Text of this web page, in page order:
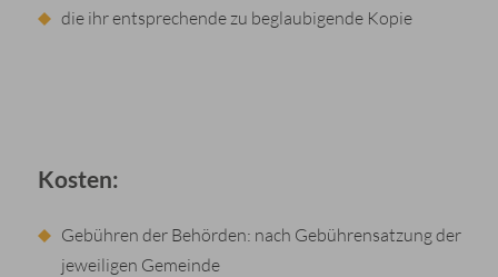
die ihr entsprechende zu beglaubigende Kopie
Kosten:
Gebühren der Behörden: nach Gebührensatzung der
jeweiligen Gemeinde